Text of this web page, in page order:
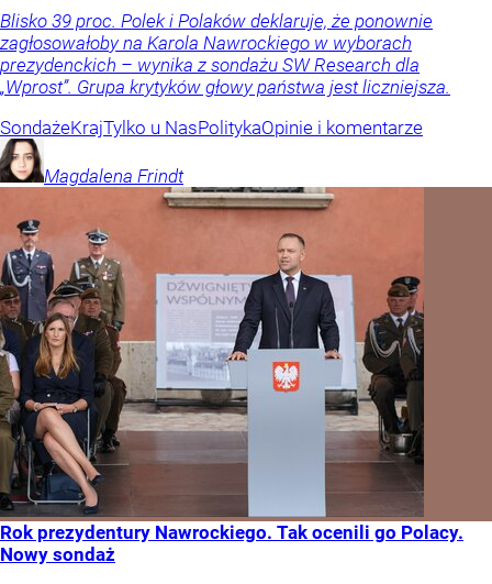
Blisko 39 proc. Polek i Polaków deklaruje, że ponownie
zagłosowałoby na Karola Nawrockiego w wyborach
prezydenckich – wynika z sondażu SW Research dla
„Wprost”. Grupa krytyków głowy państwa jest liczniejsza.
SondażeKrajTylko u NasPolitykaOpinie i komentarze
Magdalena Frindt
Rok prezydentury Nawrockiego. Tak ocenili go Polacy.
Nowy sondaż